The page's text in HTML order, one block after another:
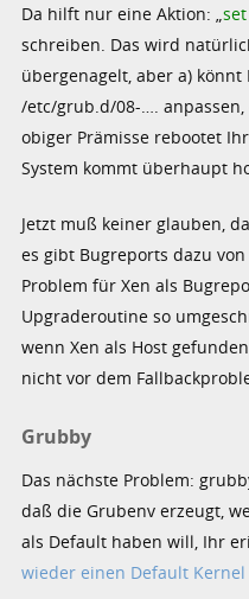
Da hilft nur eine Aktion: „
schreiben. Das wird
übergenagelt, aber a)
/etc/grub.d/08-….
obiger Prämisse rebootet
System kommt überhaupt
Jetzt muß keiner glauben,
es gibt Bugreports dazu von
Problem für Xen als
Upgraderoutine so
wenn Xen als Host
nicht vor dem
Grubby
Das nächste Problem:
daß die Grubenv erzeugt,
als Default haben will, Ihr
wieder einen Default Kernel